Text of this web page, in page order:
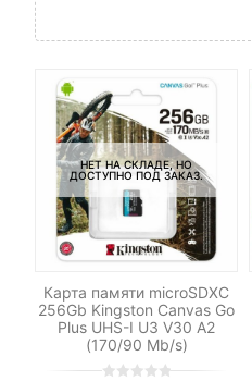
НЕТ НА СКЛАДЕ, НО
ДОСТУПНО ПОД ЗАКАЗ.
Карта памяти microSDXC
256Gb Kingston Canvas Go
Plus UHS-I U3 V30 A2
(170/90 Mb/s)